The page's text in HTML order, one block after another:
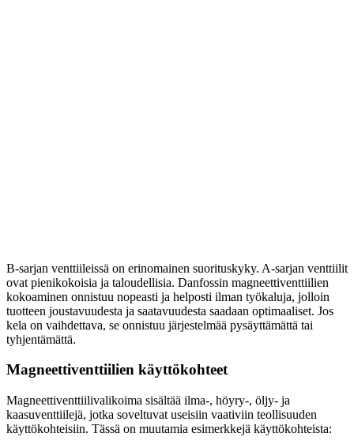
B-sarjan venttiileissä on erinomainen suorituskyky. A-sarjan venttiilit
ovat pienikokoisia ja taloudellisia. Danfossin magneettiventtiilien
kokoaminen onnistuu nopeasti ja helposti ilman työkaluja, jolloin
tuotteen joustavuudesta ja saatavuudesta saadaan optimaaliset. Jos
kela on vaihdettava, se onnistuu järjestelmää pysäyttämättä tai
tyhjentämättä.
Magneettiventtiilien käyttökohteet
Magneettiventtiilivalikoima sisältää ilma-, höyry-, öljy- ja
kaasuventtiilejä, jotka soveltuvat useisiin vaativiin teollisuuden
käyttökohteisiin. Tässä on muutamia esimerkkejä käyttökohteista: